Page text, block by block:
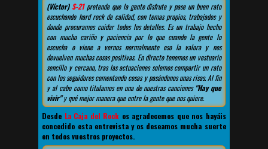
(Víctor) S-21pretende que la gente disfrute y pase un buen rato
escuchando hard rock de calidad, con temas propios, trabajados y
donde procuramos cuidar todos los detalles. Es un trabajo hecho
con mucho cariño y paciencia por lo que cuando la gente lo
escucha o viene a vernos normalmente eso la valora y nos
devuelven muchas cosas positivas. En directo tenemos un vestuario
sencillo y cercano, tras las actuaciones solemos compartir un rato
con los seguidores comentando cosas y pasándonos unas risas. Al fin
y al cabo como titulamos en una de nuestras canciones "Hay que
vivir"y qué mejor manera que entre la gente que nos quiere.
Desde La Caja del Rock os agradecemos que nos hayáis
concedido esta entrevista y os deseamos mucha suerte
en todos vuestros proyectos.